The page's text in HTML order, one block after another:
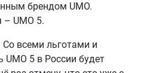
брендом UMO.
– UMO 5.
всеми льготами и
5 в России будет